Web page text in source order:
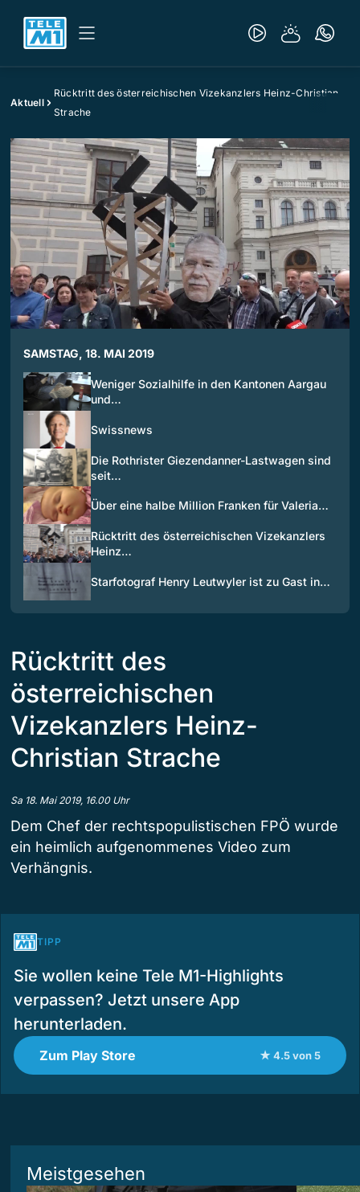
Aktuell
Rücktritt des österreichischen Vizekanzlers Heinz-Christian
Strache
SAMSTAG, 18. MAI 2019
Weniger Sozialhilfe in den Kantonen Aargau
und…
Swissnews
Die Rothrister Giezendanner-Lastwagen sind
seit…
Über eine halbe Million Franken für Valeria…
Rücktritt des österreichischen Vizekanzlers
Heinz…
Starfotograf Henry Leutwyler ist zu Gast in…
Rücktritt des
österreichischen
Vizekanzlers Heinz-
Christian Strache
Sa 18. Mai 2019, 16.00 Uhr
Dem Chef der rechtspopulistischen FPÖ wurde
ein heimlich aufgenommenes Video zum
Verhängnis.
TIPP
Sie wollen keine Tele M1-Highlights
verpassen? Jetzt unsere App
herunterladen.
Zum Play Store ★ 4.5 von 5
Meistgesehen